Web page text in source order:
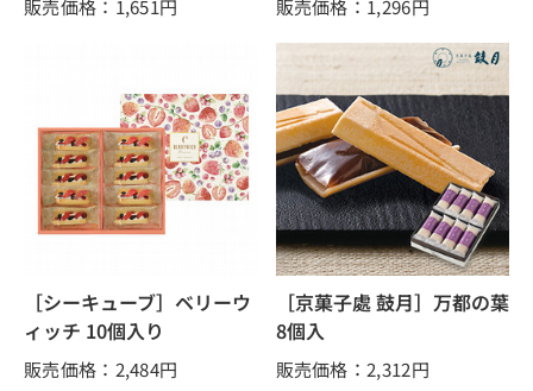
販売価格：1,651円 販売価格：1,296円
［シーキューブ］ベリーウ
ィッチ 10個入り
販売価格：2,484円
［京菓子處 鼓月］万都の葉
8個入
販売価格：2,312円